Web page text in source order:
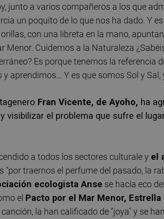
junto a varios compañeros a los que
un poquito de lo que nos ha dado. Y
con una libreta en la mano,
Menor. Cuidemos a la Naturaleza
Es porque tenemos la referencia
aprendimos... Y es que somos Sol y
Fran Vicente, de Ayoho, ha
visibilizar el problema que sufre el
a todos los sectores culturale y el
"por traernos el perfume del pasado, la
ecologista Anse se hacía eco
el Pacto por el Mar Menor, Estrella
la han calificado de "joya" y se